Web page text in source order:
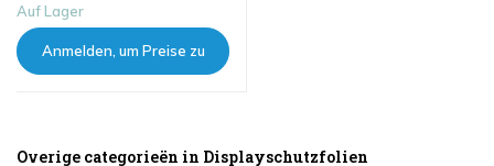
Auf Lager
Anmelden, um Preise zu
Overige categorieën in Displayschutzfolien